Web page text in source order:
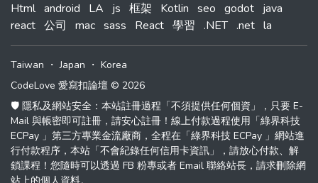
Html android LA js 框架 Kotlin seo godot java
react 公司 mac sass React 學習 .NET .net la
Taiwan ・Japan ・ Korea
CodeLove 愛寫扣論壇 © 2026
🛡️ 隱私及網站安全：本站註冊過程「不須提供任何個資」，只要 E-
Mail 與帳密即可註冊，請安心註冊！線上付款過程使用「綠界科技
ECPay 」第三方專業金流廠商，全程在「綠界科技 ECPay 」網站進
行付款程序，本站「不會紀錄任何信用卡資訊」，請放心付款、解
鎖課程！您隨時可以透過 FB 粉專或者 Email 聯絡站長，請求刪除網